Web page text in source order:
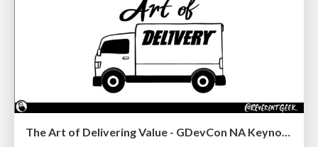
The Art of Delivering Value - GDevCon NA Keynote